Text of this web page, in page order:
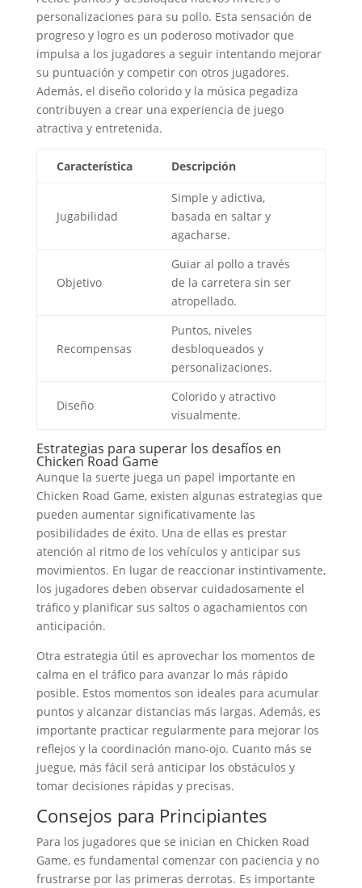
personalizaciones para su pollo. Esta sensación de
progreso y logro es un poderoso motivador que
impulsa a los jugadores a seguir intentando mejorar
su puntuación y competir con otros jugadores.
Además, el diseño colorido y la música pegadiza
contribuyen a crear una experiencia de juego
atractiva y entretenida.
Característica Descripción
Jugabilidad
Simple y adictiva,
basada en saltar y
agacharse.
Objetivo
Guiar al pollo a través
de la carretera sin ser
atropellado.
Recompensas
Puntos, niveles
desbloqueados y
personalizaciones.
Diseño
Colorido y atractivo
visualmente.
Estrategias para superar los desafíos en
Chicken Road Game
Aunque la suerte juega un papel importante en
Chicken Road Game, existen algunas estrategias que
pueden aumentar significativamente las
posibilidades de éxito. Una de ellas es prestar
atención al ritmo de los vehículos y anticipar sus
movimientos. En lugar de reaccionar instintivamente,
los jugadores deben observar cuidadosamente el
tráfico y planificar sus saltos o agachamientos con
anticipación.
Otra estrategia útil es aprovechar los momentos de
calma en el tráfico para avanzar lo más rápido
posible. Estos momentos son ideales para acumular
puntos y alcanzar distancias más largas. Además, es
importante practicar regularmente para mejorar los
reflejos y la coordinación mano-ojo. Cuanto más se
juegue, más fácil será anticipar los obstáculos y
tomar decisiones rápidas y precisas.
Consejos para Principiantes
Para los jugadores que se inician en Chicken Road
Game, es fundamental comenzar con paciencia y no
frustrarse por las primeras derrotas. Es importante